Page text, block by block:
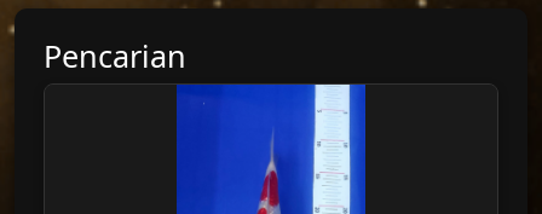
Pencarian